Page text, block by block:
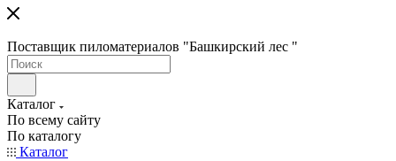
Поставщик пиломатериалов "Башкирский лес "
Каталог
По всему сайту
По каталогу
Каталог